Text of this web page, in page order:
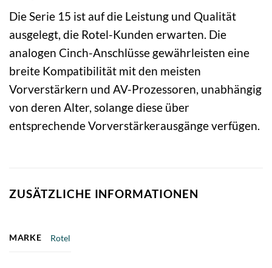
Die Serie 15 ist auf die Leistung und Qualität
ausgelegt, die Rotel-Kunden erwarten. Die
analogen Cinch-Anschlüsse gewährleisten eine
breite Kompatibilität mit den meisten
Vorverstärkern und AV-Prozessoren, unabhängig
von deren Alter, solange diese über
entsprechende Vorverstärkerausgänge verfügen.
ZUSÄTZLICHE INFORMATIONEN
MARKE Rotel